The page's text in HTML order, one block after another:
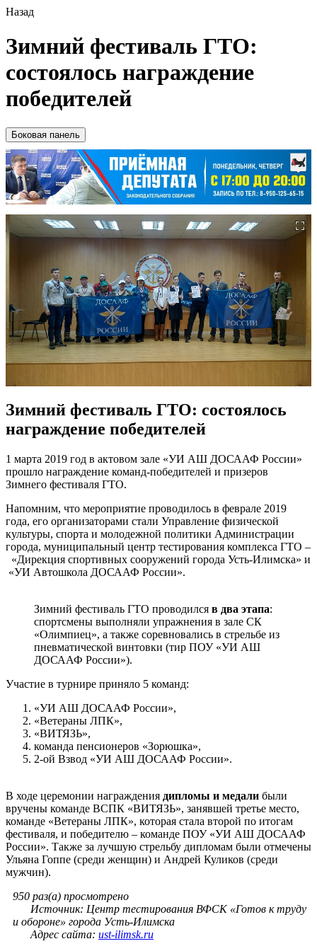
Назад
Зимний фестиваль ГТО:
состоялось награждение
победителей
Боковая панель
Зимний фестиваль ГТО: состоялось
награждение победителей
1 марта 2019 год в актовом зале «УИ АШ ДОСААФ России»
прошло награждение команд-победителей и призеров
Зимнего фестиваля ГТО.
Напомним, что мероприятие проводилось в феврале 2019
года, его организаторами стали Управление физической
культуры, спорта и молодежной политики Администрации
города, муниципальный центр тестирования комплекса ГТО –
«Дирекция спортивных сооружений города Усть-Илимска» и
«УИ Автошкола ДОСААФ России».
Зимний фестиваль ГТО проводился в два этапа:
спортсмены выполняли упражнения в зале СК
«Олимпиец», а также соревновались в стрельбе из
пневматической винтовки (тир ПОУ «УИ АШ
ДОСААФ России»).
Участие в турнире приняло 5 команд:
«УИ АШ ДОСААФ России»,
«Ветераны ЛПК»,
«ВИТЯЗЬ»,
команда пенсионеров «Зорюшка»,
2-ой Взвод «УИ АШ ДОСААФ России».
В ходе церемонии награждения дипломы и медали были
вручены команде ВСПК «ВИТЯЗЬ», занявшей третье место,
команде «Ветераны ЛПК», которая стала второй по итогам
фестиваля, и победителю – команде ПОУ «УИ АШ ДОСААФ
России». Также за лучшую стрельбу дипломам были отмечены
Ульяна Гоппе (среди женщин) и Андрей Куликов (среди
мужчин).
950 раз(а) просмотрено
Источник: Центр тестирования ВФСК «Готов к труду
и обороне» города Усть-Илимска
Адрес сайта: ust-ilimsk.ru